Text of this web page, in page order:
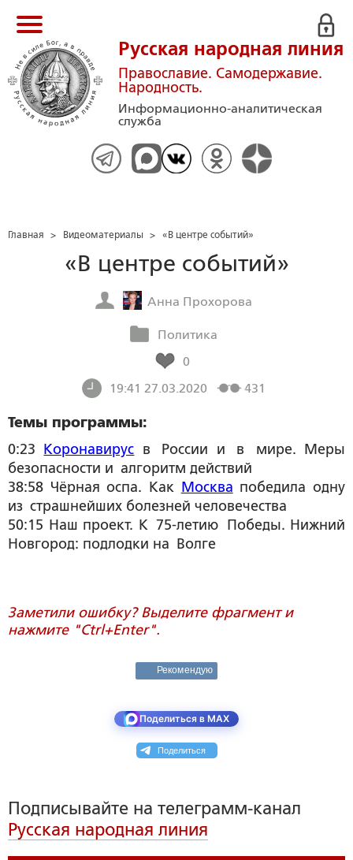
Русская народная линия
Православие. Самодержавие.
Народность.
Информационно-аналитическая
служба
Главная > Видеоматериалы > «В центре событий»
«В центре событий»
Анна Прохорова
Политика
0
19:41 27.03.2020
431
Темы программы:
0:23
Коронавирус в России и в мире. Меры
безопасности и алгоритм действий
38:58 Чёрная оспа. Как Москва победила одну
из страшнейших болезней человечества
50:15 Наш проект. К 75-летию Победы. Нижний
Новгород: подлодки на Волге
Заметили ошибку? Выделите фрагмент и
нажмите "Ctrl+Enter".
Рекомендую
Поделиться в MAX
Поделиться
Подписывайте на телеграмм-канал
Русская народная линия